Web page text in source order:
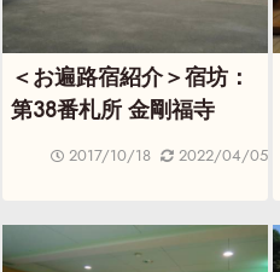
＜お遍路宿紹介＞宿坊：
第38番札所 金剛福寺
2017/10/18 2022/04/05